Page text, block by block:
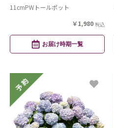
11cmPWトールポット
￥1,980 税込
お届け時期一覧